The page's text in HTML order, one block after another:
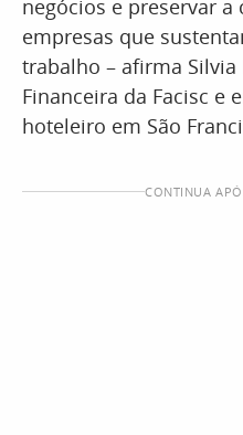
negócios e preservar
empresas que
trabalho – afirma
Financeira da Facisc e
hoteleiro em São
CONTINUA